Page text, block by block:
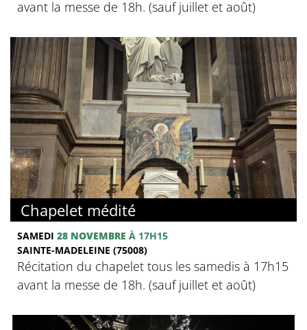
avant la messe de 18h. (sauf juillet et août)
Chapelet médité
SAMEDI 28 NOVEMBRE À 17H15
SAINTE-MADELEINE (75008)
Récitation du chapelet tous les samedis à 17h15
avant la messe de 18h. (sauf juillet et août)